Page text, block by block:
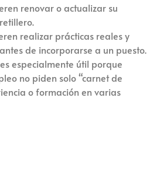
renovar o actualizar su
realizar prácticas reales y
de incorporarse a un puesto.
especialmente útil porque
no piden solo “carnet de
o formación en varias